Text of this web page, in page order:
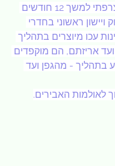
בחביות עץ אלון צרפתי למשך 12 חודשים
ויישון ראשוני בחדרי
עכו מיוצרים בתהליך
ועד אריזתם, הם מוקפדים
בתהליך - מהגפן ועד
לאולמות האבירים.